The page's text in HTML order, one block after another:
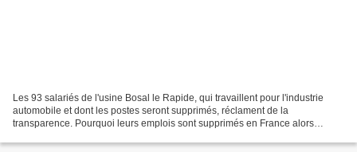
Les 93 salariés de l'usine Bosal le Rapide, qui travaillent pour l'industrie
automobile et dont les postes seront supprimés, réclament de la
transparence. Pourquoi leurs emplois sont supprimés en France alors